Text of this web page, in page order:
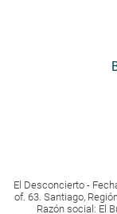
El Desconcierto -
of. 63. Santiago,
Razón social: El